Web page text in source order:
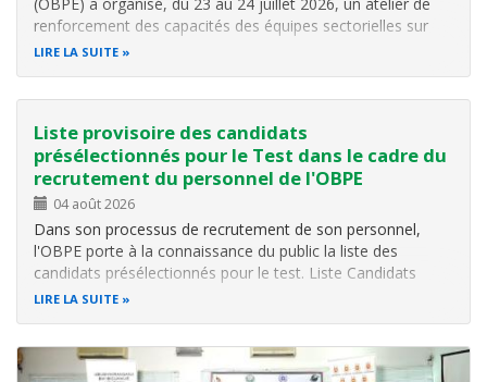
renforcement des capacités des équipes sectorielles sur
l’utilisation des outils du Cadre de transparence renforcé
LIRE LA SUITE
Liste provisoire des candidats
présélectionnés pour le Test dans le cadre du
recrutement du personnel de l'OBPE
04 août 2026
Dans son processus de recrutement de son personnel,
l'OBPE porte à la connaissance du public la liste des
candidats présélectionnés pour le test. Liste Candidats
présélectionnés.
LIRE LA SUITE